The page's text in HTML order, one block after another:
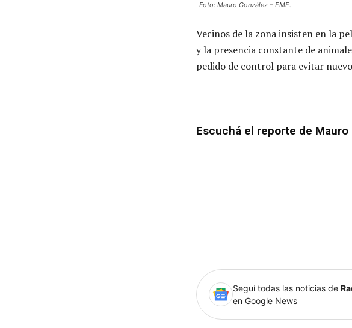
Foto: Mauro González – EME.
Vecinos de la zona insisten en la
y la presencia constante de
pedido de control para evitar
Escuchá el reporte de
Seguí todas las noticias de
en Google News